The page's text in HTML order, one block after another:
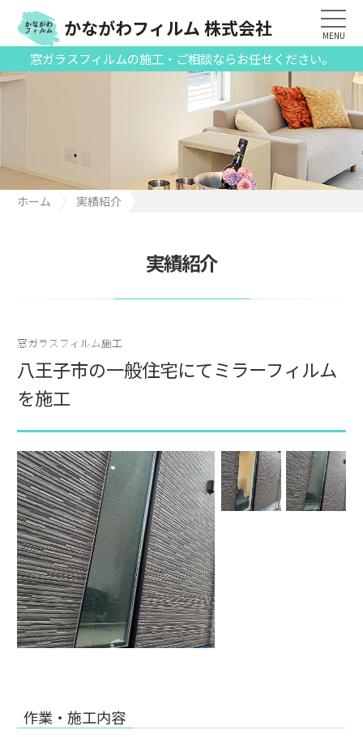
窓ガラスフィルムの施工・ご相談ならお任せください。
かながわフィルム 株式会社 MENU
ホーム
実績紹介
実績紹介
窓ガラスフィルム施工
八王子市の一般住宅にてミラーフィルム
を施工
作業・施工内容